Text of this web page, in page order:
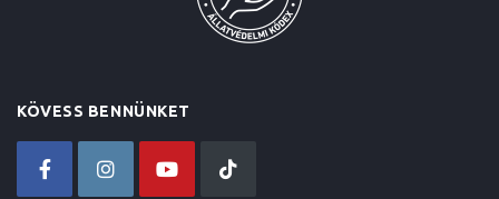
KÖVESS BENNÜNKET